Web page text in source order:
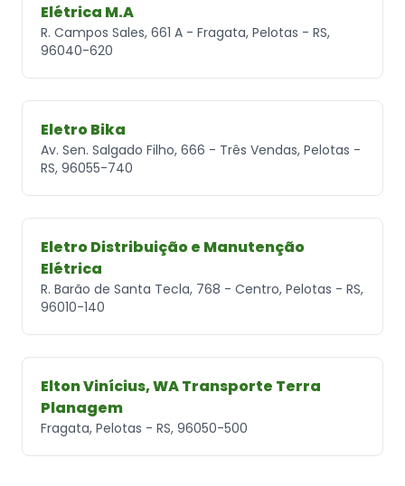
Elétrica M.A
R. Campos Sales, 661 A - Fragata, Pelotas - RS,
96040-620
Eletro Bika
Av. Sen. Salgado Filho, 666 - Três Vendas, Pelotas -
RS, 96055-740
Eletro Distribuição e Manutenção
Elétrica
R. Barão de Santa Tecla, 768 - Centro, Pelotas - RS,
96010-140
Elton Vinícius, WA Transporte Terra
Planagem
Fragata, Pelotas - RS, 96050-500